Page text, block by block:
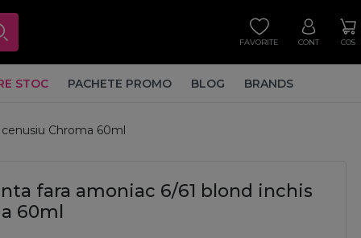
FAVORITE CONT COS
STOC PACHETE PROMO BLOG BRANDS
Chroma 60ml
fara amoniac 6/61 blond inchis
60ml